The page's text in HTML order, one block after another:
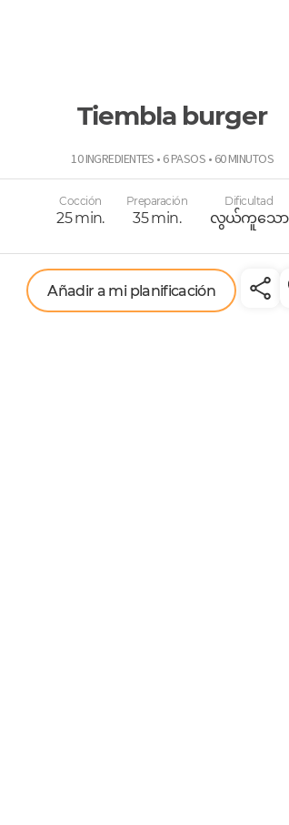
Tiembla burger
10 INGREDIENTES • 6 PASOS • 60 MINUTOS
Cocción
25 min.
Preparación
35 min.
Dificultad
လွယ်ကူသော
Añadir a mi planificación